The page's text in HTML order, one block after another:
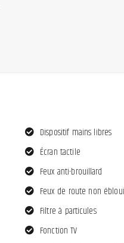
Dispositif mains libres
Écran tactile
Feux anti-brouillard
Feux de route non
Filtre à particules
Fonction TV